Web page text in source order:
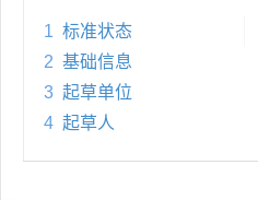
1 标准状态
2 基础信息
3 起草单位
4 起草人